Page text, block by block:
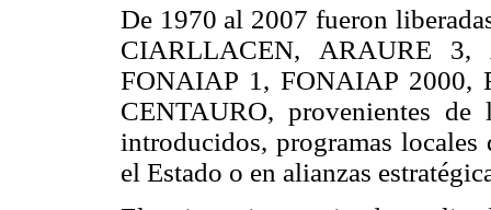
De 1970 al 2007 fueron
CIARLLACEN, ARAURE 3,
FONAIAP 1, FONAIAP 2000,
CENTAURO, provenientes
introducidos, programas
el Estado o en alianzas